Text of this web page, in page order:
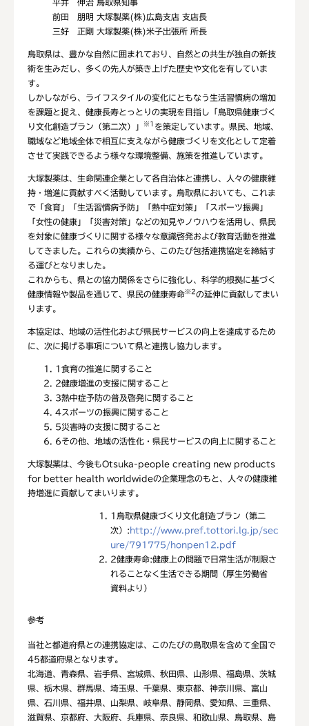
平井 伸治 鳥取県知事
前田 朋明 大塚製薬(株)広島支店 支店長
三好 正剛 大塚製薬(株)米子出張所 所長
鳥取県は、豊かな自然に囲まれており、自然との共生が独自の新技
術を生みだし、多くの先人が築き上げた歴史や文化を有していま
す。
しかしながら、ライフスタイルの変化にともなう生活習慣病の増加
を課題と捉え、健康長寿とっとりの実現を目指し「鳥取県健康づく
り文化創造プラン（第二次）」
※1 を策定しています。県民、地域、
職域など地域全体で相互に支えながら健康づくりを文化として定着
させて実践できるよう様々な環境整備、施策を推進しています。
大塚製薬は、生命関連企業として各自治体と連携し、人々の健康維
持・増進に貢献すべく活動しています。鳥取県においても、これま
で「食育」「生活習慣病予防」「熱中症対策」「スポーツ振興」
「女性の健康」「災害対策」などの知見やノウハウを活用し、県民
を対象に健康づくりに関する様々な意識啓発および教育活動を推進
してきました。これらの実績から、このたび包括連携協定を締結す
る運びとなりました。
これからも、県との協力関係をさらに強化し、科学的根拠に基づく
健康情報や製品を通じて、県民の健康寿命※2の延伸に貢献してまい
ります。
本協定は、地域の活性化および県民サービスの向上を達成するため
に、次に掲げる事項について県と連携し協力します。
1 食育の推進に関すること
2健康増進の支援に関すること
3熱中症予防の普及啓発に関すること
4スポーツの振興に関すること
5災害時の支援に関すること
6その他、地域の活性化・県民サービスの向上に関すること
大塚製薬は、今後もOtsuka-people creating new products
for better health worldwideの企業理念のもと、人々の健康維
持増進に貢献してまいります。
1 鳥取県健康づくり文化創造プラン（第二
次）: http://www.pref.tottori.lg.jp/sec
ure/791775/honpen12.pdf
2健康寿命:健康上の問題で日常生活が制限さ
れることなく生活できる期間（厚生労働省
資料より）
参考
当社と都道府県との連携協定は、このたびの鳥取県を含めて全国で
45都道府県となります。
北海道、青森県、岩手県、宮城県、秋田県、山形県、福島県、茨城
県、栃木県、群馬県、埼玉県、千葉県、東京都、神奈川県、富山
県、石川県、福井県、山梨県、岐阜県、静岡県、愛知県、三重県、
滋賀県、京都府、大阪府、兵庫県、奈良県、和歌山県、鳥取県、島